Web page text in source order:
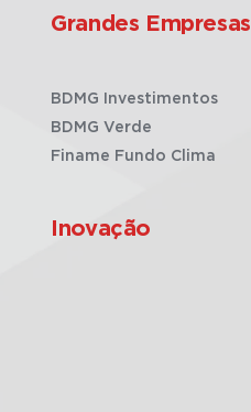
Grandes Empresas
BDMG Investimentos
BDMG Verde
Finame Fundo Clima
Inovação